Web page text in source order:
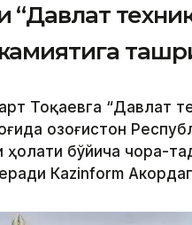
Тоқаевга “Давлат
Қозоғистон
ҳолати бўйича чора-
Каzinform